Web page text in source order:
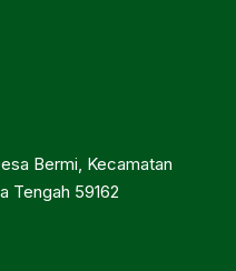
Bermi, Kecamatan
Tengah 59162